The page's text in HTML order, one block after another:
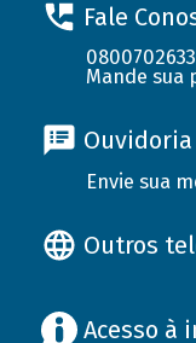
Fale
Mande sua
Ouvidoria
Envie sua
Outros
Acesso à